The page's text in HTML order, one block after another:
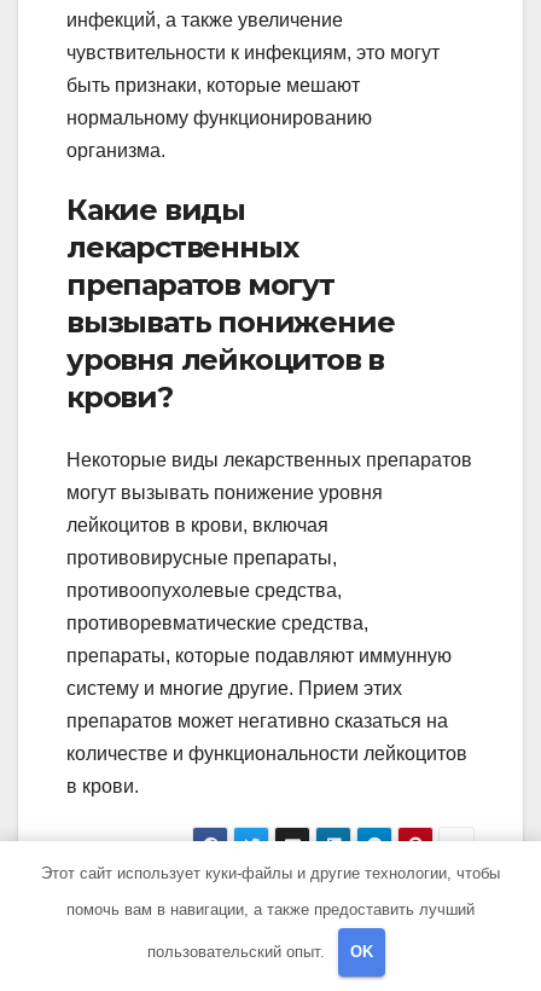
инфекций, а также увеличение
чувствительности к инфекциям, это могут
быть признаки, которые мешают
нормальному функционированию
организма.
Какие виды
лекарственных
препаратов могут
вызывать понижение
уровня лейкоцитов в
крови?
Некоторые виды лекарственных препаратов
могут вызывать понижение уровня
лейкоцитов в крови, включая
противовирусные препараты,
противоопухолевые средства,
противоревматические средства,
препараты, которые подавляют иммунную
систему и многие другие. Прием этих
препаратов может негативно сказаться на
количестве и функциональности лейкоцитов
в крови.
НавигацияПочему Васильев
покинул сериал
«Сваты» —
Почему
Этот сайт использует куки-файлы и другие технологии, чтобы
помочь вам в навигации, а также предоставить лучший
пользовательский опыт. OK